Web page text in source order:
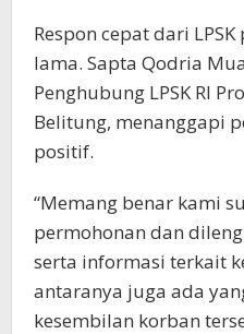
Respon cepat dari
lama. Sapta Qodria
Penghubung LPSK RI
Belitung, menanggapi
positif.
“Memang benar kami
permohonan dan
serta informasi terkait
antaranya juga ada
kesembilan korban